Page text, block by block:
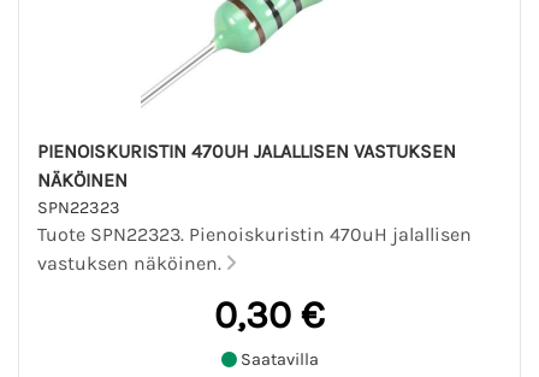
PIENOISKURISTIN 470UH JALALLISEN VASTUKSEN
NÄKÖINEN
SPN22323
Tuote SPN22323. Pienoiskuristin 470uH jalallisen
vastuksen näköinen.
0,30 €
Saatavilla